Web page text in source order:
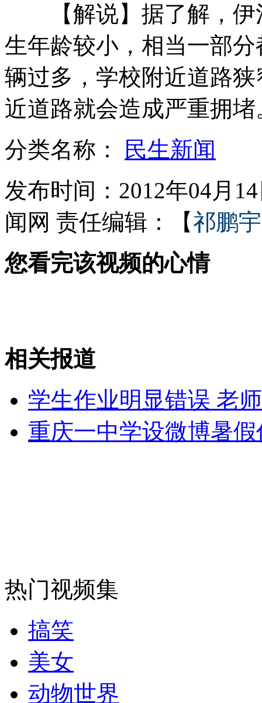
一联通手机用户莫名欠费6.6万元
山西运城恶犬咬伤多人 警民合力深夜将其击毙
女孩北京地铁殴打老人 痛下狠手拳打脚踢
无痛分娩是否安全 医生回应
外交部：反对强权政治霸凌主义
走！跟着总书记去植树
消防员救轻生者 花炮节热闹非凡 减压"枕头大战"
【解说】据了解，伊
生年龄较小，相当一部
辆过多，学校附近道路
近道路就会造成严重拥堵
分类名称：
民生新闻
发布时间：2012年04月
闻网 责任编辑：【祁鹏宇
您看完该视频的心情
相关报道
学生作业明显错误 老
重庆一中学设微博暑
热门视频集
搞笑
美女
动物世界